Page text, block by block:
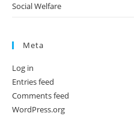
Social Welfare
Meta
Log in
Entries feed
Comments feed
WordPress.org